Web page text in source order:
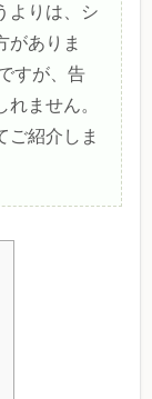
よりは、シ
がありま
すが、告
ません。
ご紹介しま